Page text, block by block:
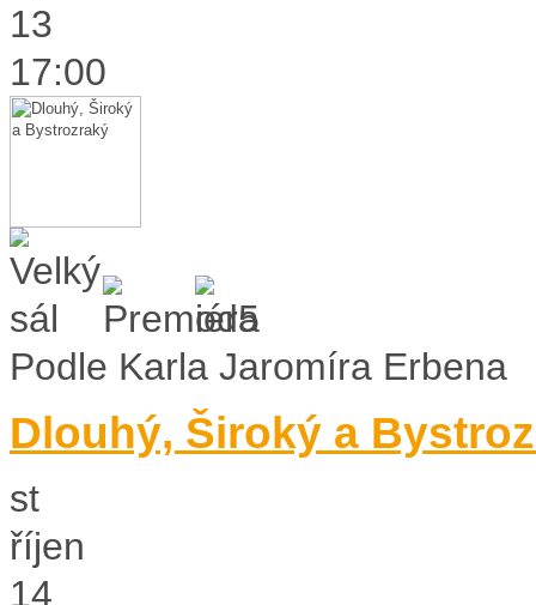
13
17:00
Podle Karla Jaromíra Erbena
Dlouhý, Široký a
st
říjen
14